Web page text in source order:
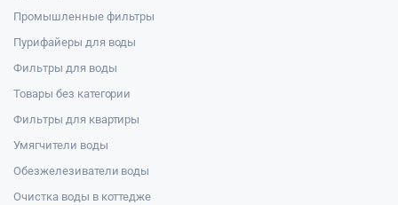
Промышленные фильтры
Пурифайеры для воды
Фильтры для воды
Товары без категории
Фильтры для квартиры
Умягчители воды
Обезжелезиватели воды
Очистка воды в коттедже